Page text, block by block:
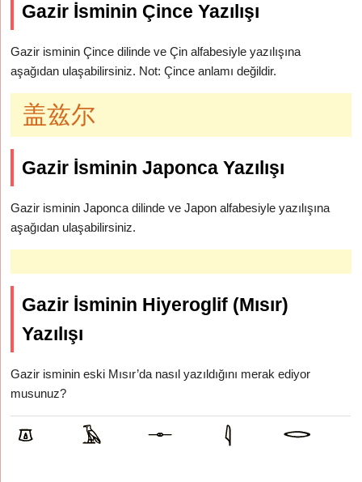
Gazir İsminin Çince Yazılışı
Gazir isminin Çince dilinde ve Çin alfabesiyle yazılışına
aşağıdan ulaşabilirsiniz. Not: Çince anlamı değildir.
盖兹尔
Gazir İsminin Japonca Yazılışı
Gazir isminin Japonca dilinde ve Japon alfabesiyle yazılışına
aşağıdan ulaşabilirsiniz.
Gazir İsminin Hiyeroglif (Mısır)
Yazılışı
Gazir isminin eski Mısır’da nasıl yazıldığını merak ediyor
musunuz?